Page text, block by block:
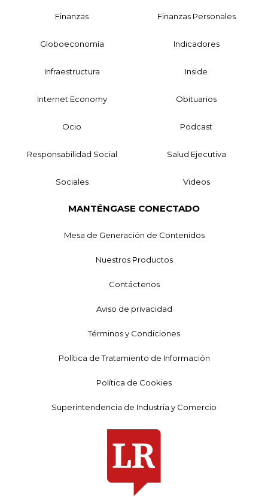
Finanzas Finanzas Personales
Globoeconomía Indicadores
Infraestructura Inside
Internet Economy Obituarios
Ocio Podcast
Responsabilidad Social Salud Ejecutiva
Sociales Videos
MANTÉNGASE CONECTADO
Mesa de Generación de Contenidos
Nuestros Productos
Contáctenos
Aviso de privacidad
Términos y Condiciones
Política de Tratamiento de Información
Política de Cookies
Superintendencia de Industria y Comercio